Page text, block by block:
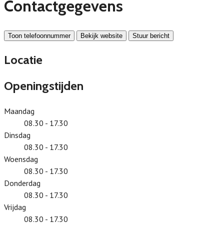
Contactgegevens
Toon telefoonnummer Bekijk website Stuur bericht
Locatie
Openingstijden
Maandag
08.30 - 17.30
Dinsdag
08.30 - 17.30
Woensdag
08.30 - 17.30
Donderdag
08.30 - 17.30
Vrijdag
08.30 - 17.30